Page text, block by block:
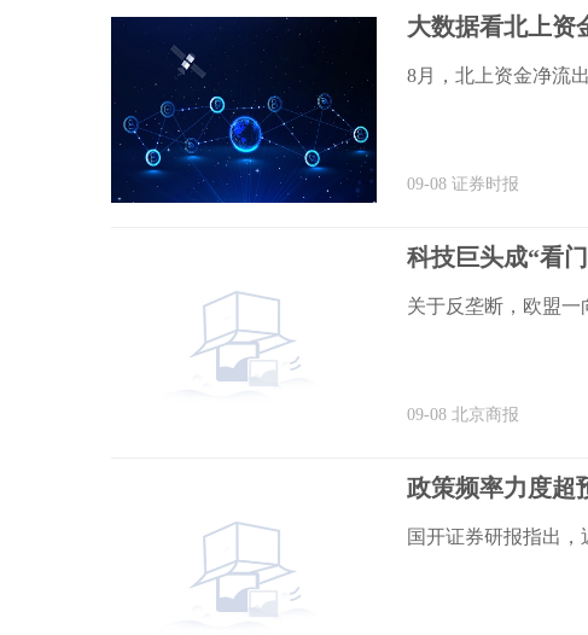
大数据看北上资
8月，北上资金净流
09-08 证券时报
科技巨头成“看
关于反垄断，欧盟
09-08 北京商报
政策频率力度超
国开证券研报指出